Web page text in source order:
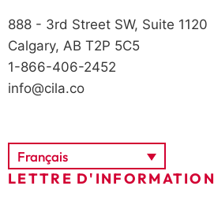
888 - 3rd Street SW, Suite 1120
Calgary, AB T2P 5C5
1-866-406-2452
info@cila.co
Français
LETTRE D'INFORMATION